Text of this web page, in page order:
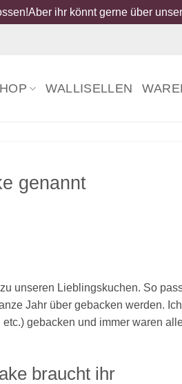
ihr könnt gerne über
WALLISELLEN
genannt
unseren Lieblingskuchen. So
Jahr über gebacken werden.
gebacken und immer waren
braucht ihr